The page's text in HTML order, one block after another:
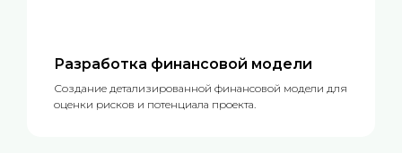
Разработка финансовой модели
Создание детализированной финансовой модели для
оценки рисков и потенциала проекта.